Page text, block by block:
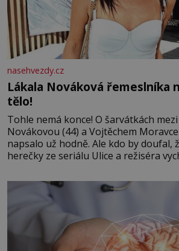
nasehvezdy.cz
Lákala Nováková řemeslníka
tělo!
Tohle nemá konce! O šarvátkách
Novákovou (44) a Vojtěchem
napsalo už hodně. Ale kdo by doufal,
herečky ze seriálu Ulice a režiséra